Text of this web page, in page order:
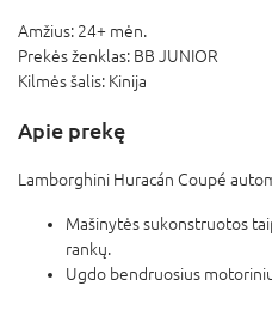
Amžius: 24+ mėn.
Prekės ženklas: BB JUNIOR
Kilmės šalis: Kinija
Apie prekę
Lamborghini Huracán Coupé
Mašinytės sukonstruotos
rankų.
Ugdo bendruosius